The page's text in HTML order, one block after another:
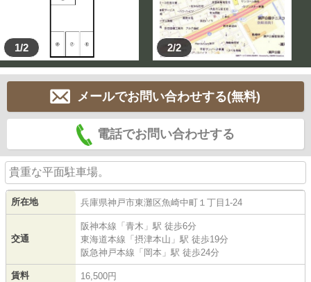
1/2 2/2
メールでお問い合わせする(無料)
電話でお問い合わせする
貴重な平面駐車場。
所在地 兵庫県神戸市東灘区魚崎中町 １丁目1-24
交通
阪神本線 「 青木 」駅 徒歩6分
東海道本線 「 摂津本山 」駅 徒歩19分
阪急神戸本線 「 岡本 」駅 徒歩24分
賃料 16,500円